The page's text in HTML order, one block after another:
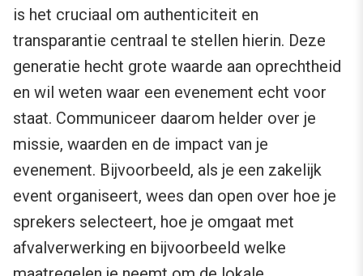
is het cruciaal om authenticiteit en
transparantie centraal te stellen hierin. Deze
generatie hecht grote waarde aan oprechtheid
en wil weten waar een evenement echt voor
staat. Communiceer daarom helder over je
missie, waarden en de impact van je
evenement. Bijvoorbeeld, als je een zakelijk
event organiseert, wees dan open over hoe je
sprekers selecteert, hoe je omgaat met
afvalverwerking en bijvoorbeeld welke